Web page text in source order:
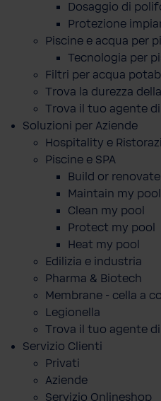
Dosaggio di
Protezione
Piscine e acqua per
Tecnologia per
Filtri per acqua
Trova la durezza
Trova il tuo agente
Soluzioni per Aziende
Hospitality e
Piscine e SPA
Build or
Maintain my pool
Clean my pool
Protect my pool
Heat my pool
Edilizia e industria
Pharma & Biotech
Membrane - cella a
Legionella
Trova il tuo agente
Servizio Clienti
Privati
Aziende
Servizio Onlineshop